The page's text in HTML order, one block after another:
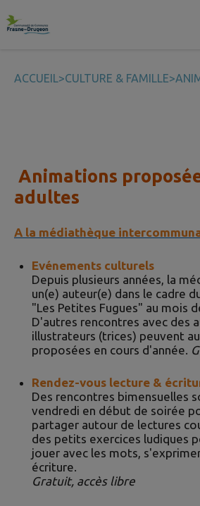
Contenu
ACCUEIL>CULTURE & FAMILLE>
Animations
adultes
A la médiathèque
Evénements culturels
Depuis plusieurs années, la
un(e) auteur(e) dans le cadre
"Les Petites Fugues" au mois
D'autres rencontres avec des
illustrateurs (trices) peuvent
proposées en cours d'année.
Rendez-vous lecture &
Des rencontres bimensuelles
vendredi en début de soirée
partager autour de lectures
des petits exercices ludiques
jouer avec les mots,
écriture.
Gratuit, accès libre